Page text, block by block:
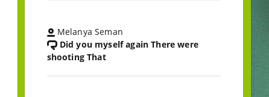
Melanya Seman
Did you myself again There were
shooting That